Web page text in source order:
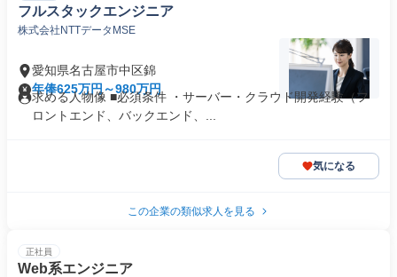
フルスタックエンジニア
株式会社NTTデータMSE
愛知県名古屋市中区錦
年俸625万円～980万円
求める人物像 ■必須条件 ・サーバー・クラウド開発経験（フ
ロントエンド、バックエンド、...
気になる
この企業の類似求人を見る
正社員
Web系エンジニア